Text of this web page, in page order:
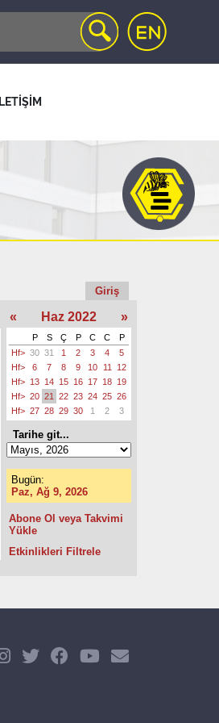
İLETİŞİM
Giriş
« Haz 2022 »
P S Ç P C C
P
Hf> 30 31 1 2 3 4
5
Hf>
6 7 8 9 10 11
12
Hf> 13 14 15 16 17 18 19
Hf> 20 21 22 23 24 25 26
Hf> 27 28 29 30 1 2 3
Tarihe git...
Bugün:
Paz, Ağ 9, 2026
Abone Ol veya Takvimi
Yükle
Etkinlikleri Filtrele